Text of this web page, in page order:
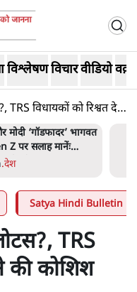
विश्लेषणविचारवीडियो
विधायकों को रिश्वत देने
का माफीनामाः ये
की बात है
.विश्लेषण
Satya Hindi Bulletin
TRS
की कोशिश